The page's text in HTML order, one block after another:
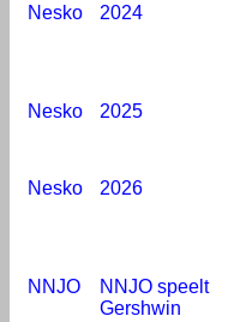
Nesko
2024
Nesko
2025
Nesko
2026
NNJO
NNJO speelt
Gershwin